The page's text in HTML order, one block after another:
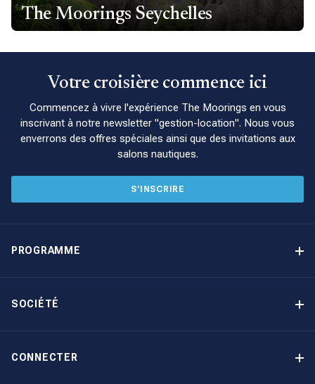
extérieures nécessitent des navigations plus longues et sont
très isolées, mais vous pouvez les atteindre si vous disposez
naviguez aux Seychelles, attendez-vous au calme, à une
L’aéroport international des Seychelles n’est qu’à cinq minutes
en taxi de la base Moorings. Des vols directs sont disponibles
depuis quelques villes européennes, mais la plupart des
voyageurs auront des correspondances. Bien que le voyage
The Moorings Seychelles
Votre croisière commence ici
Commencez à vivre l'expérience The Moorings en vous
inscrivant à notre newsletter "gestion-location". Nous vous
enverrons des offres spéciales ainsi que des invitations aux
salons nautiques.
S’INSCRIRE
PROGRAMME
Avantages
SOCIÉTÉ
CONNECTER